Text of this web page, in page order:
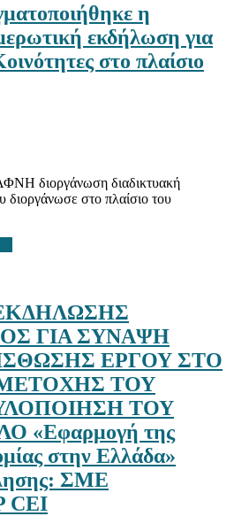
η
εκδήλωση για
στο πλαίσιο
διοργάνωση διαδικτυακή
στο πλαίσιο του
ΓΙΑ ΣΥΝΑΨΗ
ΕΡΓΟΥ ΣΤΟ
ΤΟΥ
ΤΟΥ
«Εφαρμογή της
στην Ελλάδα»
ΣΜΕ
CEI